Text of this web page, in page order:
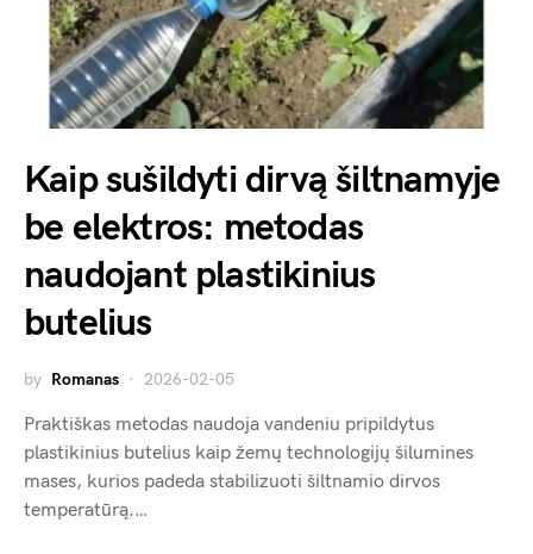
Kaip sušildyti dirvą šiltnamyje
be elektros: metodas
naudojant plastikinius
butelius
by Romanas 2026-02-05
Praktiškas metodas naudoja vandeniu pripildytus
plastikinius butelius kaip žemų technologijų šilumines
mases, kurios padeda stabilizuoti šiltnamio dirvos
temperatūrą.…